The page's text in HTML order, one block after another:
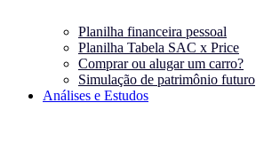
Planilha financeira pessoal
Planilha Tabela SAC x Price
Comprar ou alugar um carro?
Simulação de patrimônio futuro
Análises e Estudos